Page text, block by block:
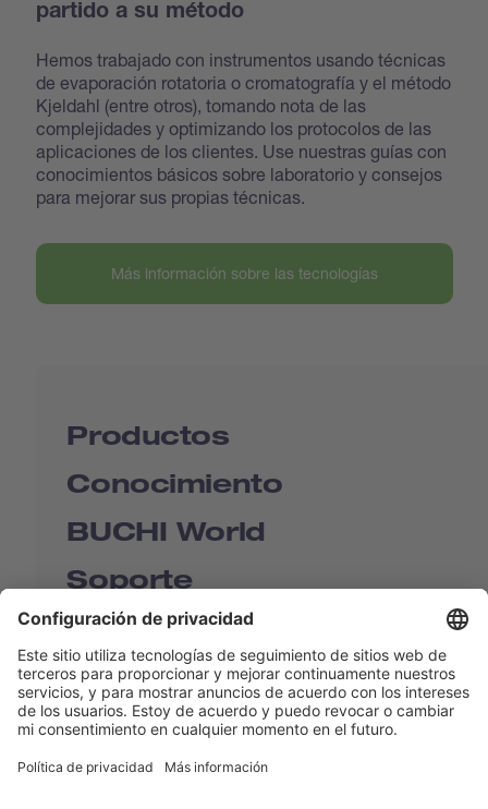
partido a su método
Hemos trabajado con instrumentos usando técnicas
de evaporación rotatoria o cromatografía y el método
Kjeldahl (entre otros), tomando nota de las
complejidades y optimizando los protocolos de las
aplicaciones de los clientes. Use nuestras guías con
conocimientos básicos sobre laboratorio y consejos
para mejorar sus propias técnicas.
Más información sobre las tecnologías
Productos
Conocimiento
BUCHI World
Soporte
Shop
Contact us